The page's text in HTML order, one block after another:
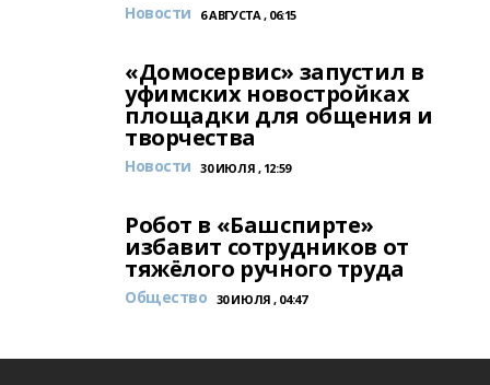
Новости 6 АВГУСТА , 06:15
«Домосервис» запустил в
уфимских новостройках
площадки для общения и
творчества
Новости 30 ИЮЛЯ , 12:59
Робот в «Башспирте»
избавит сотрудников от
тяжёлого ручного труда
Общество 30 ИЮЛЯ , 04:47